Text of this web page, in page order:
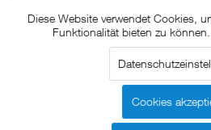
Mount halten und schon ist es sicher
Das Geheimnis des xMount@Cover
kleines nur 0,2mm dickes aus Metall
problemlos zwischen Hülle und iPhone
iPhone 12 mini oder sogar zwischen
Diese Website verwendet Cookies,
Funktionalität bieten zu können.
Cookies